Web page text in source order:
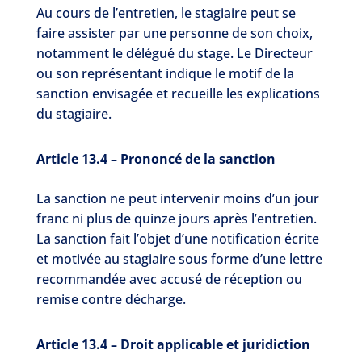
Au cours de l’entretien, le stagiaire peut se
faire assister par une personne de son choix,
notamment le délégué du stage. Le Directeur
ou son représentant indique le motif de la
sanction envisagée et recueille les explications
du stagiaire.
Article 13.4 – Prononcé de la sanction
La sanction ne peut intervenir moins d’un jour
franc ni plus de quinze jours après l’entretien.
La sanction fait l’objet d’une notification écrite
et motivée au stagiaire sous forme d’une lettre
recommandée avec accusé de réception ou
remise contre décharge.
Article 13.4 – Droit applicable et juridiction